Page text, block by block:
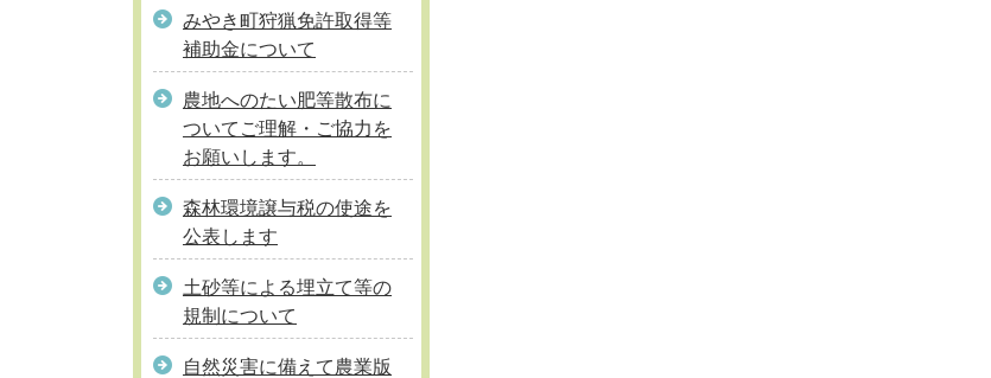
みやき町狩猟免許取得等
補助金について
農地へのたい肥等散布に
ついてご理解・ご協力を
お願いします。
森林環境譲与税の使途を
公表します
土砂等による埋立て等の
規制について
自然災害に備えて農業版